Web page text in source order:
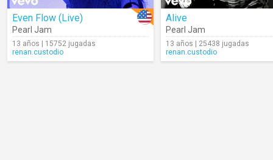
Even Flow (Live)
Pearl Jam
13 años | 15752 jugadas
renan.custodio
Alive
Pearl Jam
13 años | 25438 jugadas
renan.custodio